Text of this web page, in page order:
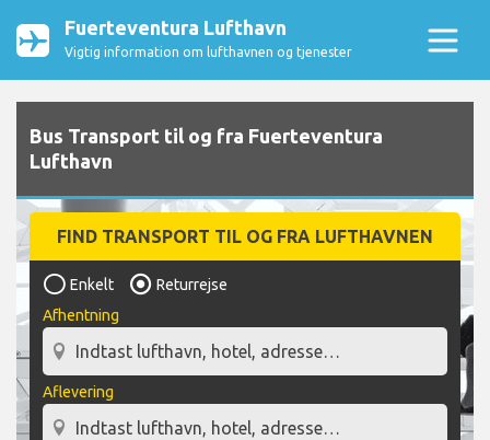
Fuerteventura Lufthavn
Vigtig information om lufthavnen og tjenester
Bus Transport til og fra Fuerteventura
Lufthavn
FIND TRANSPORT TIL OG FRA LUFTHAVNEN
Enkelt
Returrejse
Afhentning
Aflevering